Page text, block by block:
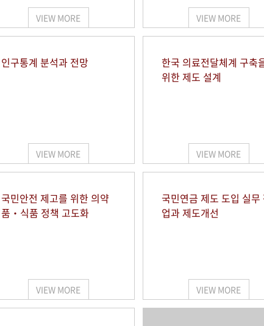
VIEW MORE VIEW MORE
인구통계 분석과 전망
VIEW MORE
한국 의료전달체계 구축
위한 제도 설계
VIEW MORE
국민안전 제고를 위한 의약
품‧식품 정책 고도화
VIEW MORE
국민연금 제도 도입 실무
업과 제도개선
VIEW MORE